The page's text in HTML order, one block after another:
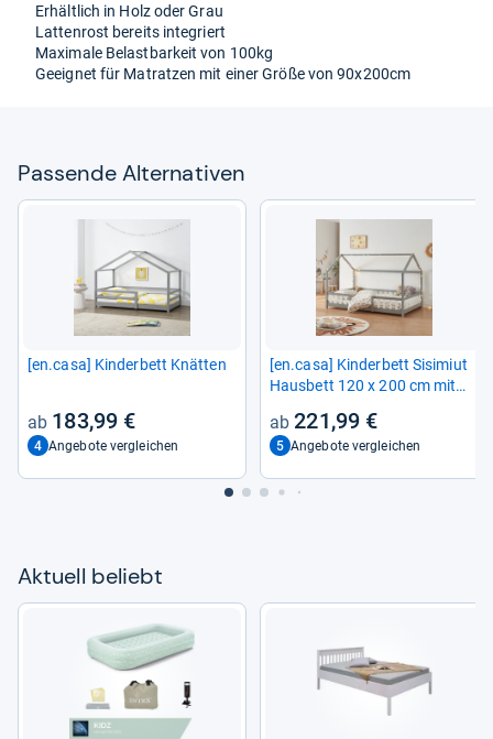
Erhält­lich in Holz oder Grau
Lat­ten­rost bereits inte­griert
Maxi­male Belast­bar­keit von 100kg
Geeig­net für Matrat­zen mit einer Größe von 90x200cm
Pas­sende Alter­na­ti­ven
[en.casa] Kin­der­bett Knät­ten
183,99 €
4 Angebote vergleichen
[en.casa] Kin­der­bett Sisi­miut
Haus­bett 120 x 200 cm mit
221,99 €
5 Angebote vergleichen
Aktu­ell beliebt